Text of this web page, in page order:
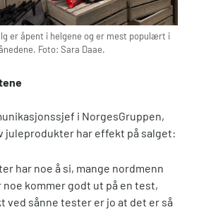
er åpent i helgene og er mest populært i
Foto: Sara Daae.
i NorgesGruppen,
juleprodukter har effekt på salget:
har noe å si, mange nordmenn
kommer godt ut på en test,
ved sånne tester er jo at det er så